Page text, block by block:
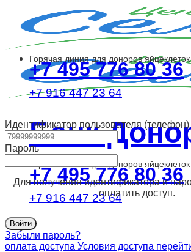
content
Банк
Горячая линия для доноров яйцеклеток
+7 495 776 80 36
+7 916 447 23 64
Горячая линия для доноров яйцеклеток
+7 495 776 80 36
+7 916 447 23 64
Идентификатор пользователя (телефон)
Пароль
Для получения идентификатора и
оплатить доступ.
Забыли пароль?
оплата доступа Условия доступа